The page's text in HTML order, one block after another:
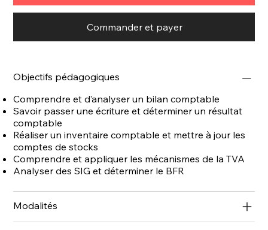
Commander et payer
Objectifs pédagogiques
Comprendre et d’analyser un bilan comptable
Savoir passer une écriture et déterminer un résultat
comptable
Réaliser un inventaire comptable et mettre à jour les
comptes de stocks
Comprendre et appliquer les mécanismes de la TVA
Analyser des SIG et déterminer le BFR
Modalités